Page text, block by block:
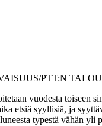
vuodesta toiseen
etsiä syyllisiä, ja
typestä vähän yli